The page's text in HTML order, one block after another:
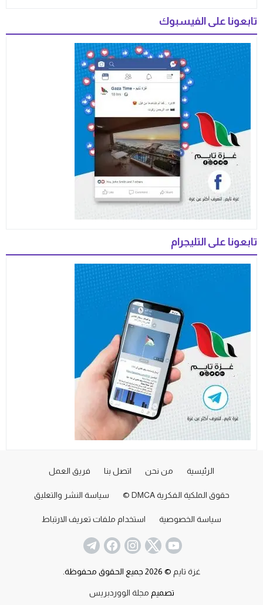
تابعونا على الفيسبوك
تابعونا على التليجرام
الرئيسية من نحن اتصل بنا فريق العمل
حقوق الملكية الفكرية DMCA © سياسة النشر والتعليق
سياسة الخصوصية استخدام ملفات تعريف الارتباط
غزة تايم © 2026 جميع الحقوق محفوظة.
تصميم مجلة الووردبريس